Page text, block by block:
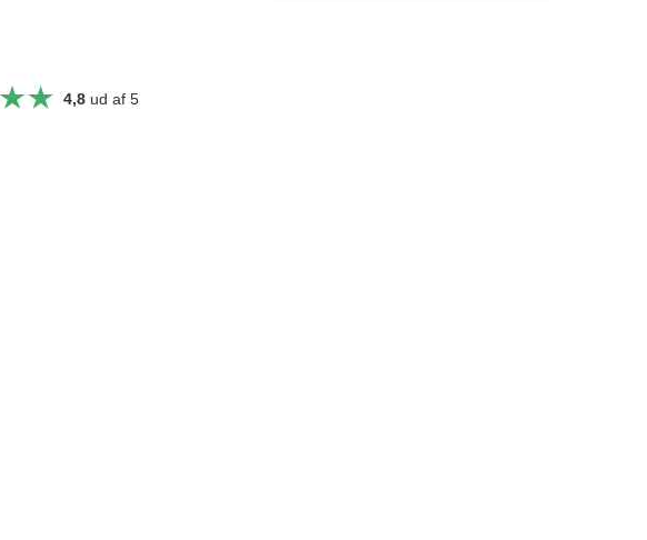
4,8ud af 5